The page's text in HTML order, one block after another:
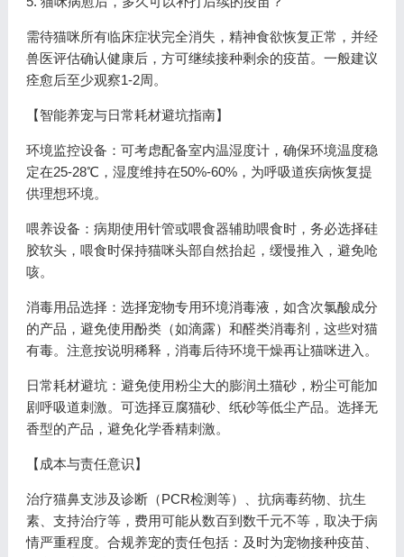
需待猫咪所有临床症状完全消失，精神食欲恢复正常，并经
兽医评估确认健康后，方可继续接种剩余的疫苗。一般建议
痊愈后至少观察1-2周。
【智能养宠与日常耗材避坑指南】
环境监控设备：可考虑配备室内温湿度计，确保环境温度稳
定在25-28℃，湿度维持在50%-60%，为呼吸道疾病恢复提
供理想环境。
喂养设备：病期使用针管或喂食器辅助喂食时，务必选择硅
胶软头，喂食时保持猫咪头部自然抬起，缓慢推入，避免呛
咳。
消毒用品选择：选择宠物专用环境消毒液，如含次氯酸成分
的产品，避免使用酚类（如滴露）和醛类消毒剂，这些对猫
有毒。注意按说明稀释，消毒后待环境干燥再让猫咪进入。
日常耗材避坑：避免使用粉尘大的膨润土猫砂，粉尘可能加
剧呼吸道刺激。可选择豆腐猫砂、纸砂等低尘产品。选择无
香型的产品，避免化学香精刺激。
【成本与责任意识】
治疗猫鼻支涉及诊断（PCR检测等）、抗病毒药物、抗生
素、支持治疗等，费用可能从数百到数千元不等，取决于病
情严重程度。合规养宠的责任包括：及时为宠物接种疫苗、